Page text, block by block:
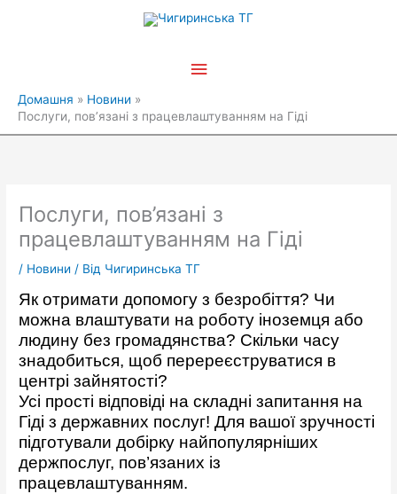
Головне
Домашня
Новини
Послуги, пов’язані з працевлаштуванням на Гіді
Послуги, пов’язані з
працевлаштуванням на Гіді
/ Новини / Від Чигиринська ТГ
Як отримати допомогу з безробіття? Чи
можна влаштувати на роботу іноземця або
людину без громадянства? Скільки часу
знадобиться, щоб перереєструватися в
центрі зайнятості?
Усі прості відповіді на складні запитання на
Гіді з державних послуг! Для вашої зручності
підготували добірку найпопулярніших
держпослуг, пов’язаних із
працевлаштуванням.